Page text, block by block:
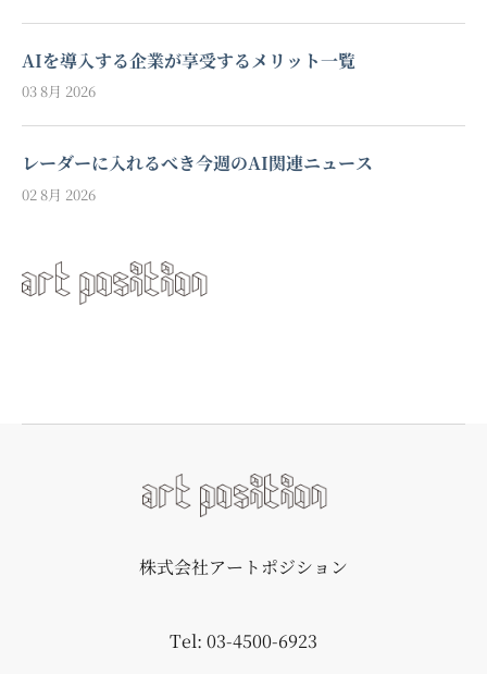
AIを導入する企業が享受するメリット一覧
03 8月 2026
レーダーに入れるべき今週のAI関連ニュース
02 8月 2026
株式会社アートポジション
Tel: 03-4500-6923